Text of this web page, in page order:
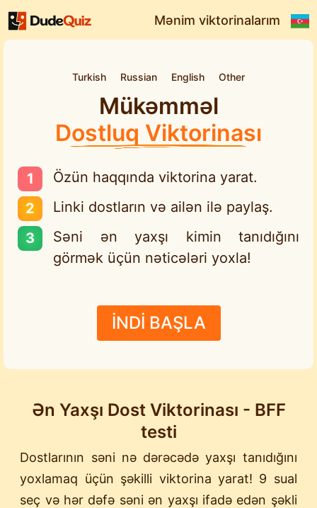
Mənim viktorinalarım
Turkish Russian English Other
Mükəmməl
Dostluq Viktorinası
Özün haqqında viktorina yarat.
Linki dostların və ailən ilə paylaş.
Səni ən yaxşı kimin tanıdığını
görmək üçün nəticələri yoxla!
İNDİ BAŞLA
Ən Yaxşı Dost Viktorinası - BFF
testi
Dostlarının səni nə dərəcədə yaxşı tanıdığını
yoxlamaq üçün şəkilli viktorina yarat! 9 sual
seç və hər dəfə səni ən yaxşı ifadə edən şəkli